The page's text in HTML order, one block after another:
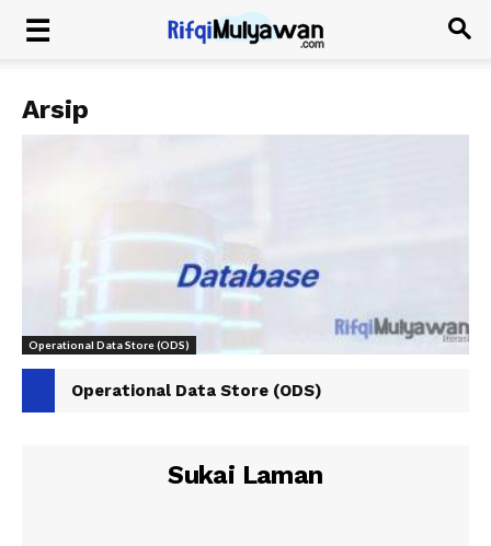
Arsip
Operational Data Store (ODS)
Operational Data Store (ODS)
Sukai Laman